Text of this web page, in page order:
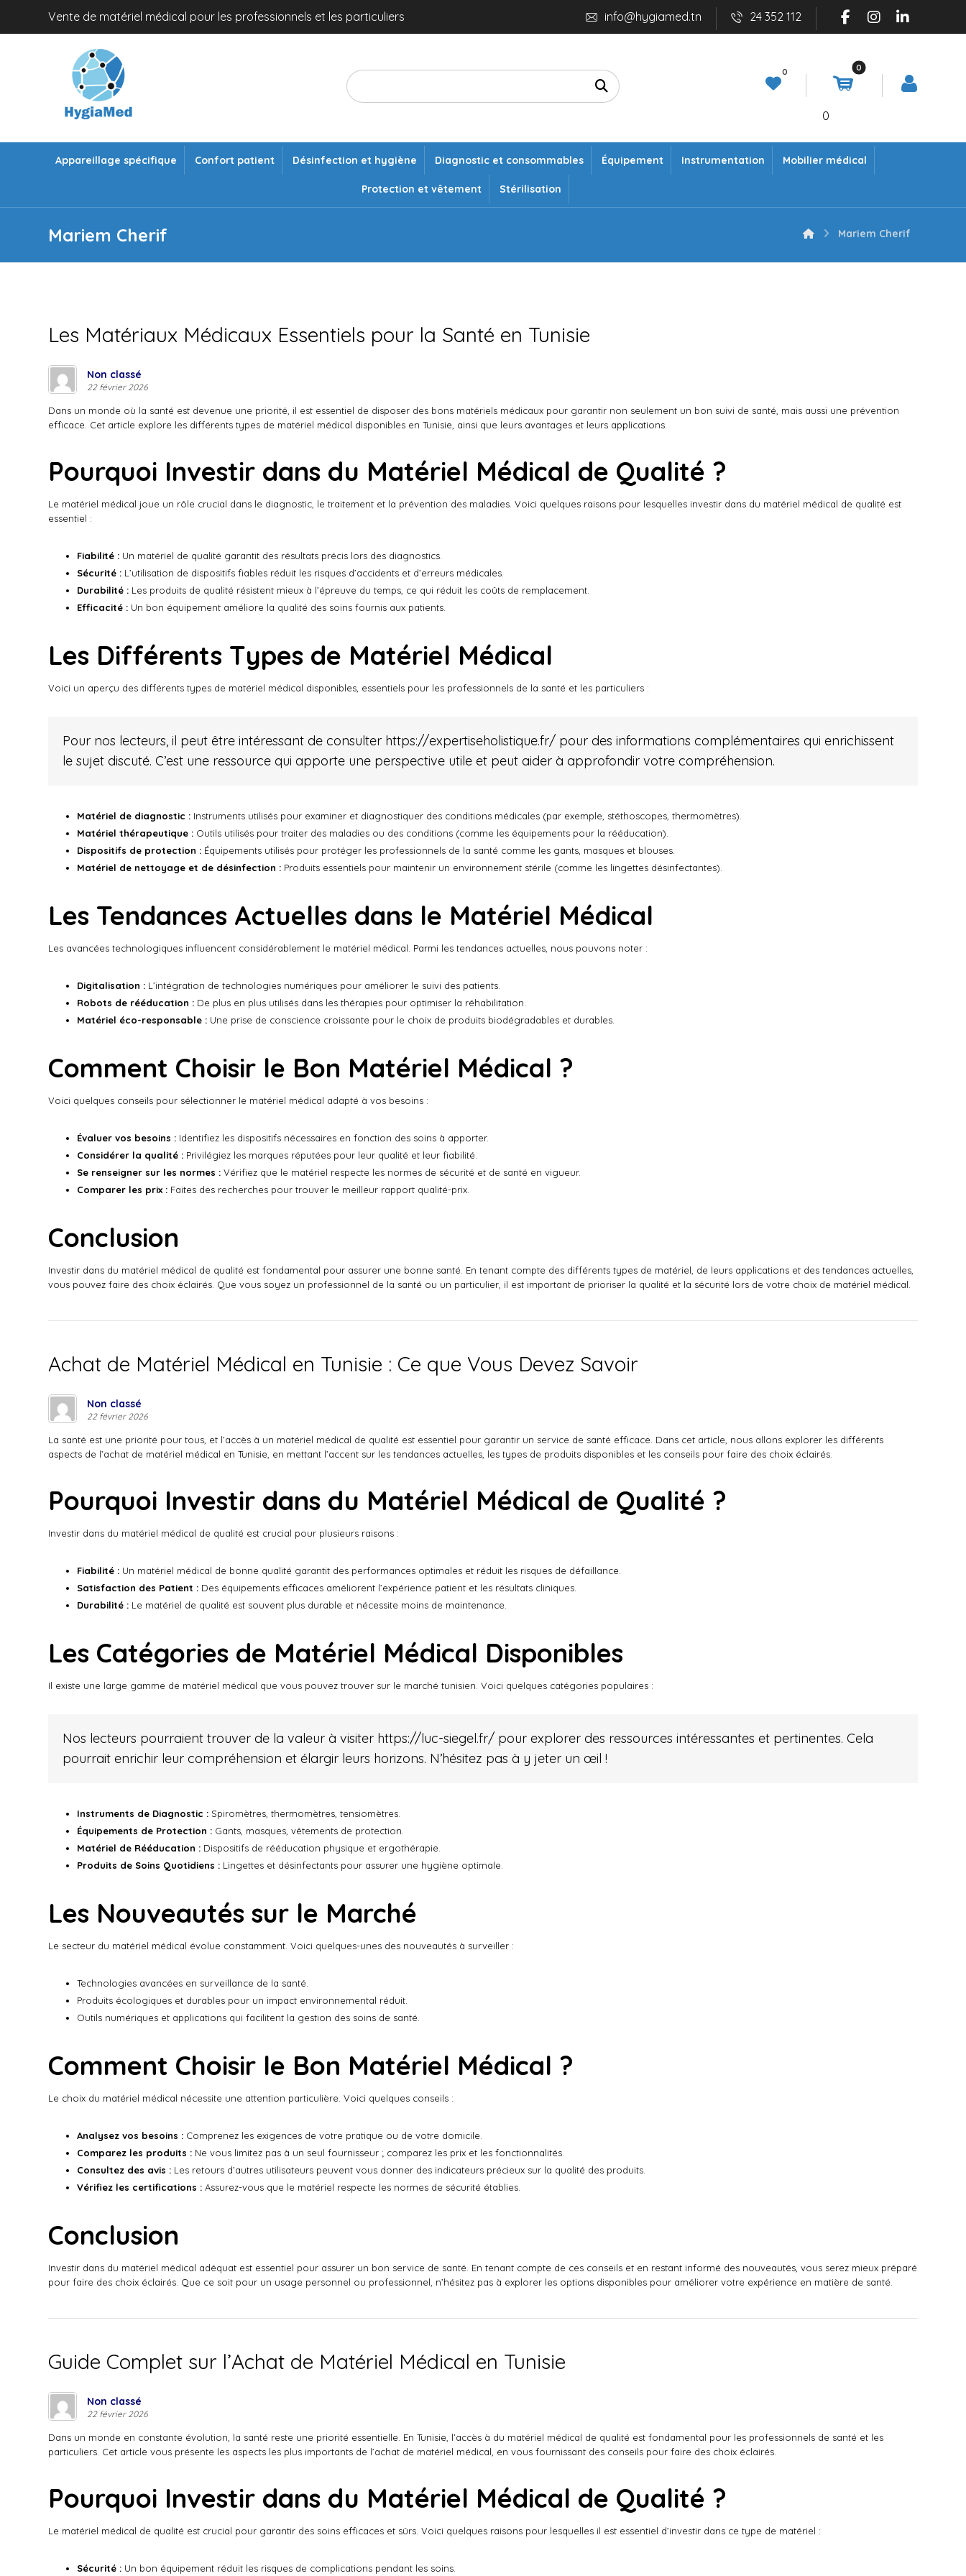
Vente de matériel médical pour les professionnels et les particuliers 24 352 112
info@hygiamed.tn
0
Appareillage spécifique Confort patient Désinfection et hygiène Diagnostic et consommables Équipement Instrumentation Mobilier médical
Protection et vêtement Stérilisation
Mariem Cherif Mariem Cherif
Les Matériaux Médicaux Essentiels pour la Santé en Tunisie
Non classé
22 février 2026
Dans un monde où la santé est devenue une priorité, il est essentiel de disposer des bons matériels médicaux pour garantir non seulement un bon suivi de santé, mais aussi une prévention
efficace. Cet article explore les différents types de matériel médical disponibles en Tunisie, ainsi que leurs avantages et leurs applications.
Pourquoi Investir dans du Matériel Médical de Qualité ?
Le matériel médical joue un rôle crucial dans le diagnostic, le traitement et la prévention des maladies. Voici quelques raisons pour lesquelles investir dans du matériel médical de qualité est
essentiel :
Fiabilité : Un matériel de qualité garantit des résultats précis lors des diagnostics.
Sécurité : L’utilisation de dispositifs fiables réduit les risques d’accidents et d’erreurs médicales.
Durabilité : Les produits de qualité résistent mieux à l’épreuve du temps, ce qui réduit les coûts de remplacement.
Efficacité : Un bon équipement améliore la qualité des soins fournis aux patients.
Les Différents Types de Matériel Médical
Voici un aperçu des différents types de matériel médical disponibles, essentiels pour les professionnels de la santé et les particuliers :
Pour nos lecteurs, il peut être intéressant de consulter https://expertiseholistique.fr/ pour des informations complémentaires qui enrichissent
le sujet discuté. C’est une ressource qui apporte une perspective utile et peut aider à approfondir votre compréhension.
Matériel de diagnostic : Instruments utilisés pour examiner et diagnostiquer des conditions médicales (par exemple, stéthoscopes, thermomètres).
Matériel thérapeutique : Outils utilisés pour traiter des maladies ou des conditions (comme les équipements pour la rééducation).
Dispositifs de protection : Équipements utilisés pour protéger les professionnels de la santé comme les gants, masques et blouses.
Matériel de nettoyage et de désinfection : Produits essentiels pour maintenir un environnement stérile (comme les lingettes désinfectantes).
Les Tendances Actuelles dans le Matériel Médical
Les avancées technologiques influencent considérablement le matériel médical. Parmi les tendances actuelles, nous pouvons noter :
Digitalisation : L’intégration de technologies numériques pour améliorer le suivi des patients.
Robots de rééducation : De plus en plus utilisés dans les thérapies pour optimiser la réhabilitation.
Matériel éco-responsable : Une prise de conscience croissante pour le choix de produits biodégradables et durables.
Comment Choisir le Bon Matériel Médical ?
Voici quelques conseils pour sélectionner le matériel médical adapté à vos besoins :
Évaluer vos besoins : Identifiez les dispositifs nécessaires en fonction des soins à apporter.
Considérer la qualité : Privilégiez les marques réputées pour leur qualité et leur fiabilité.
Se renseigner sur les normes : Vérifiez que le matériel respecte les normes de sécurité et de santé en vigueur.
Comparer les prix : Faites des recherches pour trouver le meilleur rapport qualité-prix.
Conclusion
Investir dans du matériel médical de qualité est fondamental pour assurer une bonne santé. En tenant compte des différents types de matériel, de leurs applications et des tendances actuelles,
vous pouvez faire des choix éclairés. Que vous soyez un professionnel de la santé ou un particulier, il est important de prioriser la qualité et la sécurité lors de votre choix de matériel médical.
Achat de Matériel Médical en Tunisie : Ce que Vous Devez Savoir
Non classé
22 février 2026
La santé est une priorité pour tous, et l’accès à un matériel médical de qualité est essentiel pour garantir un service de santé efficace. Dans cet article, nous allons explorer les différents
aspects de l’achat de matériel médical en Tunisie, en mettant l’accent sur les tendances actuelles, les types de produits disponibles et les conseils pour faire des choix éclairés.
Pourquoi Investir dans du Matériel Médical de Qualité ?
Investir dans du matériel médical de qualité est crucial pour plusieurs raisons :
Fiabilité : Un matériel médical de bonne qualité garantit des performances optimales et réduit les risques de défaillance.
Satisfaction des Patient : Des équipements efficaces améliorent l’expérience patient et les résultats cliniques.
Durabilité : Le matériel de qualité est souvent plus durable et nécessite moins de maintenance.
Les Catégories de Matériel Médical Disponibles
Il existe une large gamme de matériel médical que vous pouvez trouver sur le marché tunisien. Voici quelques catégories populaires :
Nos lecteurs pourraient trouver de la valeur à visiter https://luc-siegel.fr/ pour explorer des ressources intéressantes et pertinentes. Cela
pourrait enrichir leur compréhension et élargir leurs horizons. N’hésitez pas à y jeter un œil !
Instruments de Diagnostic : Spiromètres, thermomètres, tensiomètres.
Équipements de Protection : Gants, masques, vêtements de protection.
Matériel de Rééducation : Dispositifs de rééducation physique et ergothérapie.
Produits de Soins Quotidiens : Lingettes et désinfectants pour assurer une hygiène optimale.
Les Nouveautés sur le Marché
Le secteur du matériel médical évolue constamment. Voici quelques-unes des nouveautés à surveiller :
Technologies avancées en surveillance de la santé.
Produits écologiques et durables pour un impact environnemental réduit.
Outils numériques et applications qui facilitent la gestion des soins de santé.
Comment Choisir le Bon Matériel Médical ?
Le choix du matériel médical nécessite une attention particulière. Voici quelques conseils :
Analysez vos besoins : Comprenez les exigences de votre pratique ou de votre domicile.
Comparez les produits : Ne vous limitez pas à un seul fournisseur ; comparez les prix et les fonctionnalités.
Consultez des avis : Les retours d’autres utilisateurs peuvent vous donner des indicateurs précieux sur la qualité des produits.
Vérifiez les certifications : Assurez-vous que le matériel respecte les normes de sécurité établies.
Conclusion
Investir dans du matériel médical adéquat est essentiel pour assurer un bon service de santé. En tenant compte de ces conseils et en restant informé des nouveautés, vous serez mieux préparé
pour faire des choix éclairés. Que ce soit pour un usage personnel ou professionnel, n’hésitez pas à explorer les options disponibles pour améliorer votre expérience en matière de santé.
Guide Complet sur l’Achat de Matériel Médical en Tunisie
Non classé
22 février 2026
Dans un monde en constante évolution, la santé reste une priorité essentielle. En Tunisie, l’accès à du matériel médical de qualité est fondamental pour les professionnels de santé et les
particuliers. Cet article vous présente les aspects les plus importants de l’achat de matériel médical, en vous fournissant des conseils pour faire des choix éclairés.
Pourquoi Investir dans du Matériel Médical de Qualité ?
Le matériel médical de qualité est crucial pour garantir des soins efficaces et sûrs. Voici quelques raisons pour lesquelles il est essentiel d’investir dans ce type de matériel :
Sécurité : Un bon équipement réduit les risques de complications pendant les soins.